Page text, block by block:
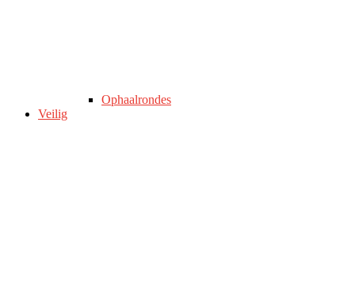
Ophaalrondes
Veilig